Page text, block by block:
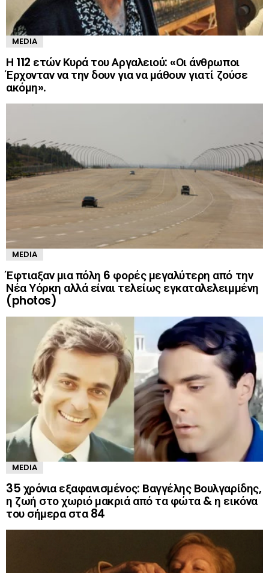
MEDIA
Η 112 ετών Κυρά του Αργαλειού: «Οι άνθρωποι
Έρχονταν να την δουν για να μάθουν γιατί ζούσε
ακόμη».
MEDIA
Έφτιαξαν μια πόλη 6 φορές μεγαλύτερη από την
Νέα Υόρκη αλλά είναι τελείως εγκαταλελειμμένη
(photos)
MEDIA
35 χρόνια εξαφανισμένος: Βαγγέλης Βουλγαρίδης,
η ζωή στο χωριό μακριά από τα φώτα & η εικόνα
του σήμερα στα 84